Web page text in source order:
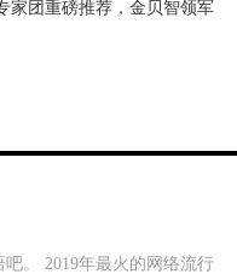
家团重磅推荐，金贝智领军
说养猫穷三代 猫到底是招
。 2019年最火的网络流行